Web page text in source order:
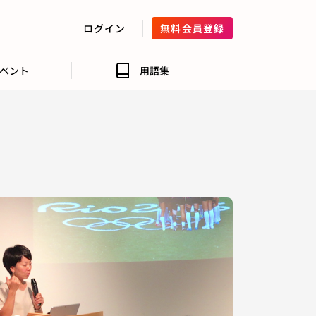
ログイン 無料会員登録
ント 用語集